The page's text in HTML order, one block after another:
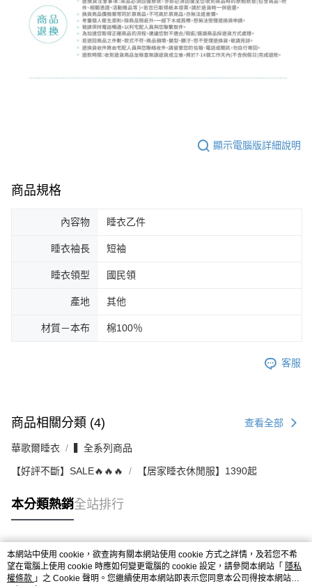
顯示電腦版詳細說明
商品規格
內容物 睡衣乙件
睡衣袖長 短袖
睡衣領型 國民領
產地 其他
材質－本布 棉100％
客服
商品相關分類 (4) 查看全部
華歌爾睡衣 ▍全系列商品
【好評不斷】SALE🔥🔥🔥 【居家睡衣休閒服】1390起
本分類熱銷全站排行
熱門標籤
本網站中使用 cookie，欲查詢有關本網站使用 cookie 方式之詳情，及若您不希
望在電腦上使用 cookie 時應如何變更電腦的 cookie 設定，請參閱本網站「 隱私
權條款 」之 Cookie 聲明。您繼續使用本網站即表示您同意本公司得按本網站使